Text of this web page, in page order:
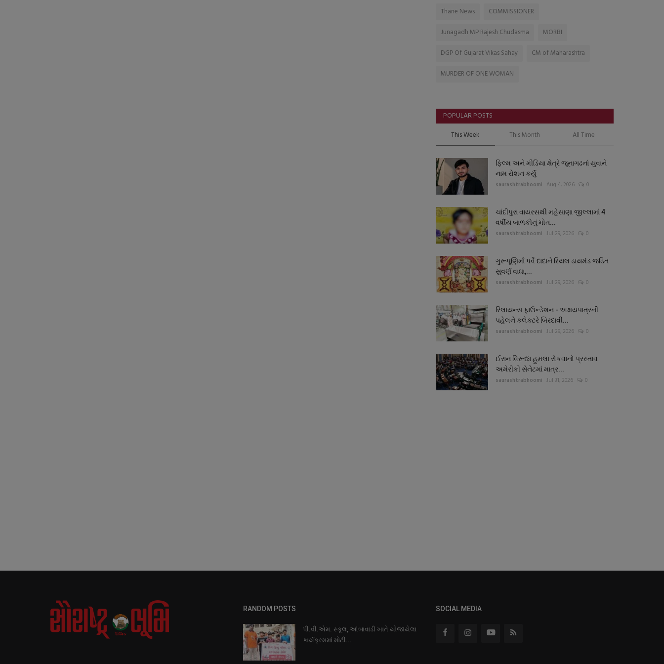
Thane News
COMMISSIONER
Junagadh MP Rajesh Chudasma
MORBI
DGP Of Gujarat Vikas Sahay
CM of Maharashtra
MURDER OF ONE WOMAN
POPULAR POSTS
This Week This Month All Time
ફિલ્મ અને મીડિયા ક્ષેત્રે જૂનાગઢનાં યુવાને
નામ રોશન કર્યું
saurashtrabhoomi Aug 4, 2026 0
ચાંદીપુરા વાયરસથી મહેસાણા જીલ્લામાં 4
વર્ષીય બાળકીનું મોત...
saurashtrabhoomi Jul 29, 2026 0
ગુરૂપૂણિર્માં પર્વે દાદાને રિયલ ડાયમંડ જડિત
સુવર્ણ વાઘા,...
saurashtrabhoomi Jul 29, 2026 0
રિલાયન્સ ફાઉન્ડેશન - અક્ષયપાત્રની
પહેલને કલેક્ટરે બિરદાવી...
saurashtrabhoomi Jul 29, 2026 0
ઈરાન વિરૂધ્ધ હુમલા રોકવાનો પ્રસ્તાવ
અમેરીકી સેનેટમાં માત્ર...
saurashtrabhoomi Jul 31, 2026 0
RANDOM POSTS
પી.વી.એમ. સ્કૂલ, આંબાવાડી ખાતે યોજાયેલા
કાર્યક્રમમાં મોટી...
SOCIAL MEDIA